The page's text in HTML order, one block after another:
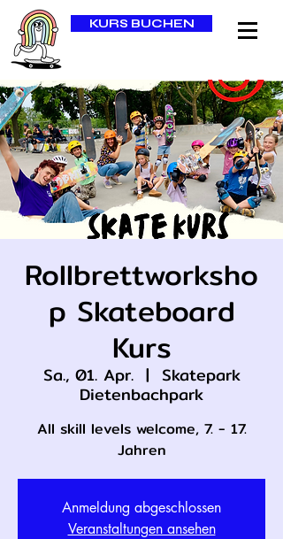
KURS BUCHEN
Rollbrettworksho
p Skateboard
Kurs
Sa., 01. Apr.
  |
Skatepark
Dietenbachpark
All skill levels welcome, 7. - 17.
Jahren
Anmeldung abgeschlossen
Veranstaltungen ansehen